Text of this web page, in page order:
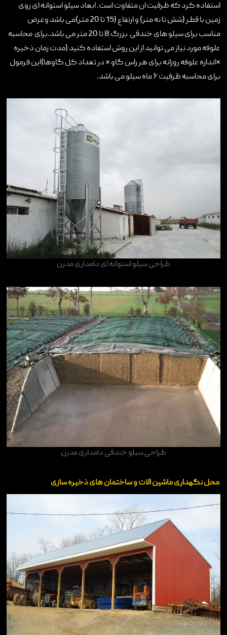
استفاده کرد که ظرفیت ان متفاوت است. ابعاد سیلو استوانه ای روی
زمین با قطر (شش تا نه متر) و ارتفاع (15 تا 20 متر)می باشد وعرض
مناسب برای سیلو های خندقی بزرگ 8 تا 20 متر می باشد.برای محاسبه
علوفه مورد نیاز می توانید از این روش استفاده کنید (مدت زمان ذخیره
×اندازه علوفه روزانه برای هر راس گاو × در تعداد کل گاوها)‌این فرمول
برای محاسبه ظرفیت ۶ ماه سیلو می باشد.
طراحی سیلو استوانه ای دامداری مدرن
طراحی سیلو خندقی دامداری مدرن
محل نگهداری ماشین الات و ساختمان های ذخیره سازی